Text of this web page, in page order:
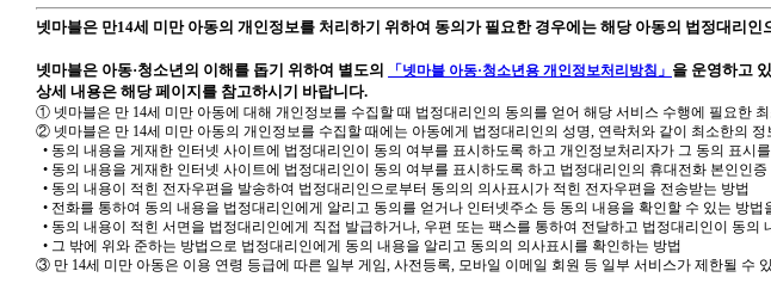
넷마블은 만14세 미만 아동의 개인정보를 처리하기 위하여 동의가 필요한 경우에는 해당 아동의 법정대리인
넷마블은 아동·청소년의 이해를 돕기 위하여 별도의 「넷마블 아동·청소년용 개인정보처리방침」 을 운영하고
상세 내용은 해당 페이지를 참고하시기 바랍니다.
① 넷마블은 만 14세 미만 아동에 대해 개인정보를 수집할 때 법정대리인의 동의를 얻어 해당 서비스 수행에 필요한
② 넷마블은 만 14세 미만 아동의 개인정보를 수집할 때에는 아동에게 법정대리인의 성명, 연락처와 같이 최소한의
• 동의 내용을 게재한 인터넷 사이트에 법정대리인이 동의 여부를 표시하도록 하고 개인정보처리자가 그 동의 표시
• 동의 내용을 게재한 인터넷 사이트에 법정대리인이 동의 여부를 표시하도록 하고 법정대리인의 휴대전화 본인인
• 동의 내용이 적힌 전자우편을 발송하여 법정대리인으로부터 동의의 의사표시가 적힌 전자우편을 전송받는 방법
• 전화를 통하여 동의 내용을 법정대리인에게 알리고 동의를 얻거나 인터넷주소 등 동의 내용을 확인할 수 있는 방
• 동의 내용이 적힌 서면을 법정대리인에게 직접 발급하거나, 우편 또는 팩스를 통하여 전달하고 법정대리인이 동의
• 그 밖에 위와 준하는 방법으로 법정대리인에게 동의 내용을 알리고 동의의 의사표시를 확인하는 방법
③ 만 14세 미만 아동은 이용 연령 등급에 따른 일부 게임, 사전등록, 모바일 이메일 회원 등 일부 서비스가 제한될 수